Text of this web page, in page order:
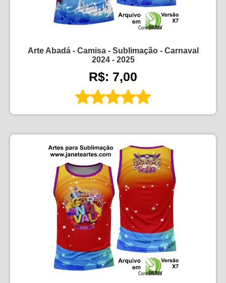
Arte Abadá - Camisa - Sublimação - Carnaval
2024 - 2025
R$: 7,00